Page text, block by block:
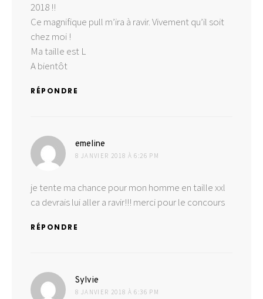
2018 !!
Ce magnifique pull m’ira à ravir. Vivement qu’il soit
chez moi !
Ma taille est L
A bientôt
RÉPONDRE
emeline
8 JANVIER 2018 À 6:26 PM
je tente ma chance pour mon homme en taille xxl
ca devrais lui aller a ravir!!! merci pour le concours
RÉPONDRE
Sylvie
8 JANVIER 2018 À 6:36 PM